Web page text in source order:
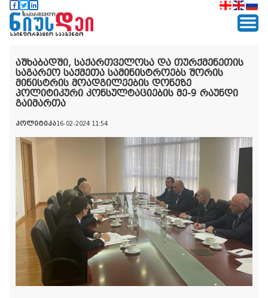
აშხაბადში, საქართველოსა და თურქმენეთის
საგარეო საქმეთა სამინისტროებს შორის
მინისტრის მოადგილეების დონეზე
პოლიტიკური კონსულტაციების მე-9 რაუნდი
გაიმართა
პოლიტიკა16-02-2024 11:54